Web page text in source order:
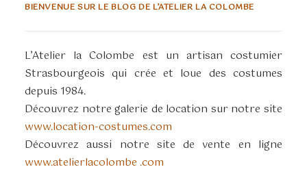
BIENVENUE SUR LE BLOG DE L’ATELIER LA COLOMBE
L’Atelier la Colombe est un artisan costumier
Strasbourgeois qui crée et loue des costumes
depuis 1984.
Découvrez notre galerie de location sur notre site
www.location-costumes.com
Découvrez aussi notre site de vente en ligne
www.atelierlacolombe .com